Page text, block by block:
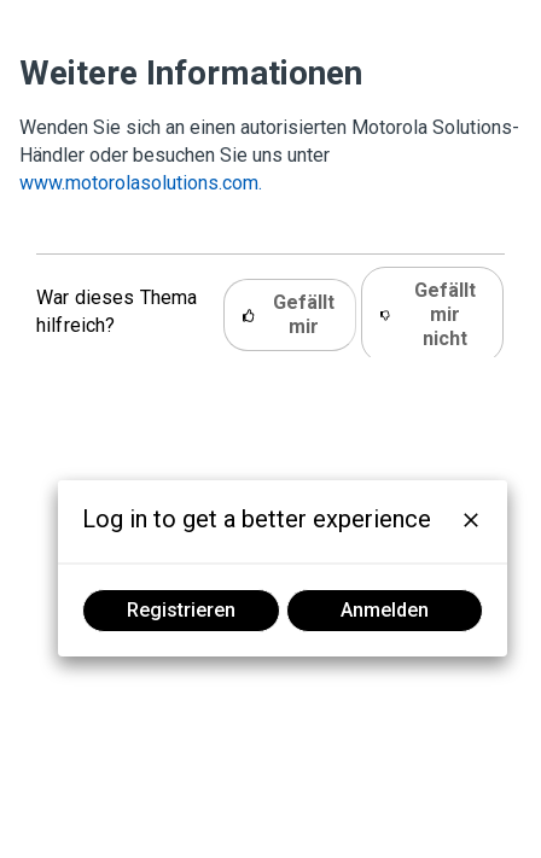
Weitere Informationen
Wenden Sie sich an einen autorisierten Motorola Solutions-
Händler oder besuchen Sie uns unter
www.motorolasolutions.com.
War dieses Thema
hilfreich?
Gefällt
mir
Gefällt
mir
nicht
Log in to get a better experience
Registrieren Anmelden